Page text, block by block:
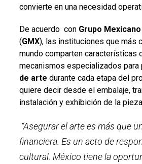
convierte en una necesidad
De acuerdo con Grupo
(GMX), las instituciones que más
mundo comparten características
mecanismos especializados para
de arte durante cada etapa del
quiere decir desde el embalaje,
instalación y exhibición de la
“Asegurar el arte es más que
financiera. Es un acto de
cultural. México tiene la